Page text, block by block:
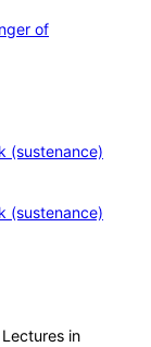
of
(sustenance)
(sustenance)
in